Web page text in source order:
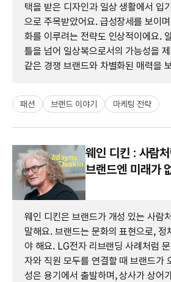
택을 받은 디자인과 일상 생활에서 입
으로 주목받았어요. 급성장세를 보이
화를 이루려는 전략도 인상적이에요.
틀을 넘어 일상복으로서의 가능성을
같은 경쟁 브랜드와 차별화된 매력을
패션 브랜드 이야기 마케팅 전략
웨인 디킨 : 사람
브랜드엔 미래가
웨인 디킨은 브랜드가 개성 있는 사람
말해요. 브랜드는 문화의 표현으로, 정
야 해요. LG전자 리브랜딩 사례처럼
자와 직원 모두를 연결할 때 브랜드가
성은 용기에서 출발하며, 상사가 상어